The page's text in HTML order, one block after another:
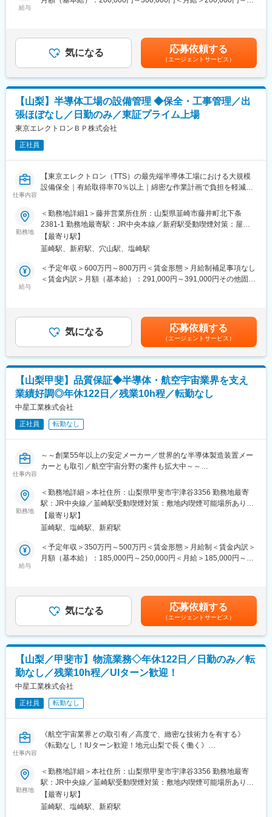
◎技術評価(完成した製品の評価試験や、レポートの作成)
※希望があれば、当社での加工現場や組立現場に行くことも可能で
す。自身で設計したものがどう作られ、どう使われているのかが
■組織：
技術部は17名で構成され、その中でも今回配属の設計ソリューシ
ョン1課は10名(男性8名、女性2名)で構成されています。20代～
40代の社員が中心となり、中途入社の社員も半数以上を占めてい
る組織です。そのためOJTをはじめとした教育体制は充実してお
り、中途の方もなじみやすく発言しやすい環境です。
■入社後の流れ：
教育体制が充実しており、OJTはもちろんのこと、希望があれば
当社製品を知っていただくために製造部での研修も可能です。
育制度など充実し、各種資格取得の際には受験料は会社で負担し
ます。
■当社の強み：
合、メッキ加工など複合的な技術を有し、お客様の期待に応えて
います。
いますし、ミクロン単位での切削技術は、半導体製造装置の性能
向上に必要な役割を担っています。
■当社の魅力：
・社員同士の仲が良く、役職や年齢に関わらずお互いのことを
「さん」付けで呼び合うフラットな社風です。
・社員食堂が完備されています。人気メニューはカレーで、お弁
当を持参する社員もいます。
・会社まで5分の独身寮があります。徒歩圏内にコンビニがあり、
家賃は駐車場付きで7000円で住むことができます。
給与
固定手当を含めた表記です。
気になる 応募依頼する
（エージェントサービス）
【山梨】半導体工場の設備管理 ◆保全・工事管理／出
張ほぼなし／日勤のみ／東証プライム上場
東京エレクトロンＢＰ株式会社
正社員
仕事内容
【東京エレクトロン（TTS）の最先端半導体工場における大規模
設備保全｜有給取得率70％以上｜綿密な作業計画で負担を軽減
■業務内容
東京エレクトロン テクノロジーソリューションズ（TTS）の最先
端半導体工場において、生産活動を支えるファシリティ（工場イ
ンフラ）の管理業務をお任せします。
ご経験や適性に応じて設備管理または工事管理をご担当いただき
ます。将来的には双方の業務を経験することも可能です。
・年間保守計画の策定および定期点検・整備
・工場設備・廃水処理設備等の運転管理
・対象設備：建屋、電気設備、空調・排気設備、ガス供給設備、
主にクリーンルーム内の開発装置に関する設備工事を担当しま
す。
・設備・建屋の修繕工事（保全・改修）
・開発装置への工場設備接続工事
・業務範囲：仕様検討→見積取得→工程計画→現場管理→検収・
請求処理
※配属先工場により担当設備は異なります。
■本求人の魅力
（1）専門性を高められる環境
分かれており、ご経験やご希望を考慮のうえ担当を決定します。
専門部会や資格取得支援、勉強会を通じて継続的なスキルアップ
が可能。最先端半導体工場のインフラを担う技術者として専門性
を磨ける環境です。
設備管理・工事管理のいずれかからスタートし、ご希望や適性に
応じて双方の業務を経験できます。幅広い経験を身につけられま
入社後は3か月間の座学・工場研修を通じて基礎知識を習得いただ
き、その後は配属部署でのOJTを通じて実務を学んでいただきま
す。エネルギー管理士、電気主任技術者、高圧ガス関連資格な
ど、業務に必要な資格の取得も会社がサポートしており、社内研
修や勉強会など学べる環境を整えています。
■環境
・個人ロッカー、シャワー室（一部拠点）、食堂完備
・半導体製造装置工場のため快適な環境
勤務地
＜勤務地詳細1＞藤井営業所住所：山梨県韮崎市藤井町北下条
2381-1 勤務地最寄駅：JR中央本線／新府駅受動喫煙対策：屋内
全面禁煙＜勤務地詳細2＞穂坂営業所住所：山梨県韮崎市穂坂町三
ツ沢650 勤務地最寄駅：JR中央本線／韮崎駅受動喫煙対策：屋内
【最寄り駅】
韮崎駅、新府駅、穴山駅、塩崎駅
給与
＜予定年収＞600万円～800万円＜賃金形態＞月給制補足事項なし
＜賃金内訳＞月額（基本給）：291,000円～391,000円その他固定
■昇給：年1回■賞与：年2回賃金はあくまでも目安の金額であり、
選考を通じて上下する可能性があります。月給(月額)は固定手当を
含めた表記です。
気になる 応募依頼する
（エージェントサービス）
【山梨甲斐】品質保証◆半導体・航空宇宙業界を支え
業績好調◎年休122日／残業10h程／転勤なし
中星工業株式会社
正社員 転勤なし
仕事内容
～～創業55年以上の安定メーカー／世界的な半導体製造装置メー
カーとも取引／航空宇宙分野の案件も拡大中～～
＼おすすめポイント／
◇世界的な半導体製造装置メーカーや航空宇宙業界を支える精密
部品づくりに携わることができます。
◇品質改善や顧客対応を通じて、製品品質の向上に直接貢献でき
るポジションです。
◇創業55年以上にわたり培ってきた高い加工技術を学びながら、
品質保証として専門性を高めることができます。
■募集背景
半導体製造装置メーカー中心とした技術対応で業績好調による増
品質保証担当として以下業務をお任せします
・品質改善業務（品質不適合削減）
・顧客品質対応
社内製造現場と連携し、製品品質を改善及び、改善報告書を作成
等を行っていただきます。
当社はマシニングセンター、旋盤、5軸加工、溶接、研磨、洗浄、
組立まで一貫して対応できる技術力を保有しています。品質保証
として幅広い製造工程に携わり、ものづくり全体を理解できる環
境です。
場での研修も実施します。
■配属部門
組織は部長（50代）、部付（60代）、課長（40代）、一般社員
勤務地
＜勤務地詳細＞本社住所：山梨県甲斐市宇津谷3356 勤務地最寄
駅：JR中央線／韮崎駅受動喫煙対策：敷地内喫煙可能場所あり変
更の範囲：無
【最寄り駅】
韮崎駅、塩崎駅、新府駅
給与
＜予定年収＞350万円～500万円＜賃金形態＞月給制＜賃金内訳＞
月額（基本給）：185,000円～250,000円＜月給＞185,000円～
固定手当を含めた表記です。
気になる 応募依頼する
（エージェントサービス）
【山梨／甲斐市】物流業務◇年休122日／日勤のみ／転
勤なし／残業10h程／UIターン歓迎！
中星工業株式会社
正社員 転勤なし
仕事内容
《航空宇宙業界との取引有／高度で、緻密な技術力を有する》
《転勤なし！IUターン歓迎！地元山梨で長く働く》
■業務内容：
部品の受入、出荷梱包、フォークリフトを使って構内運搬および
出荷管理をご担当いただきます。
本社工場の他に韮崎工場と双葉倉庫があり、車で5～10分程度の
勤務地
＜勤務地詳細＞本社住所：山梨県甲斐市宇津谷3356 勤務地最寄
駅：JR中央線／韮崎駅受動喫煙対策：敷地内喫煙可能場所あり変
更の範囲：無
【最寄り駅】
韮崎駅、塩崎駅、新府駅